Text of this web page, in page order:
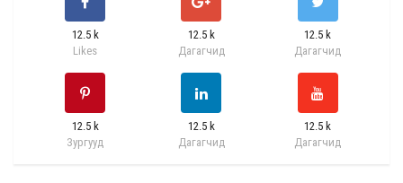
12.5 k
Likes
12.5 k
Дагагчид
12.5 k
Дагагчид
12.5 k
Зургууд
12.5 k
Дагагчид
12.5 k
Дагагчид